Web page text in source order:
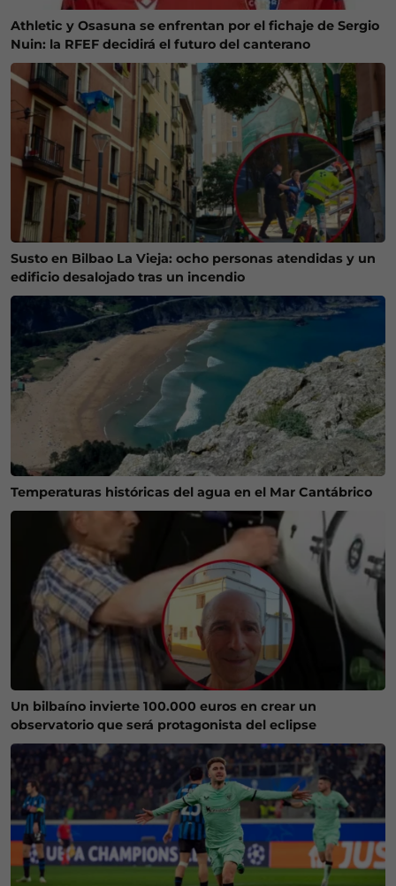
Athletic y Osasuna se enfrentan por el fichaje de Sergio
Nuin: la RFEF decidirá el futuro del canterano
Susto en Bilbao La Vieja: ocho personas atendidas y un
edificio desalojado tras un incendio
Temperaturas históricas del agua en el Mar Cantábrico
Un bilbaíno invierte 100.000 euros en crear un
observatorio que será protagonista del eclipse